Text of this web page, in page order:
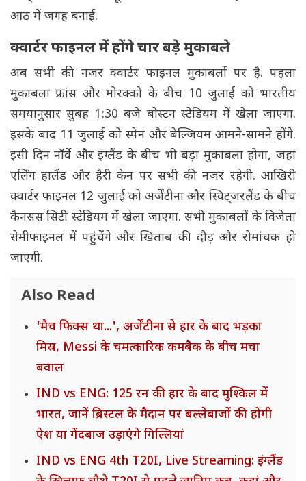
आठ में जगह बनाई.
क्वार्टर फाइनल में होंगे चार बड़े मुकाबले
अब सभी की नजर क्वार्टर फाइनल मुकाबलों पर है. पहला
मुकाबला फ्रांस और मोरक्को के बीच 10 जुलाई को भारतीय
समयानुसार सुबह 1:30 बजे बोस्टन स्टेडियम में खेला जाएगा.
इसके बाद 11 जुलाई को स्पेन और बेल्जियम आमने-सामने होंगे.
इसी दिन नॉर्वे और इंग्लैंड के बीच भी बड़ा मुकाबला होगा, जहां
एर्लिंग हालैंड और हैरी केन पर सभी की नजर रहेगी. आखिरी
क्वार्टर फाइनल 12 जुलाई को अर्जेंटीना और स्विट्जरलैंड के बीच
कैनसस सिटी स्टेडियम में खेला जाएगा. सभी मुकाबलों के विजेता
सेमीफाइनल में पहुंचेंगे और खिताब की दौड़ और रोमांचक हो
जाएगी.
Also Read
'मैच फिक्स था...', अर्जेंटीना से हार के बाद भड़का
मिस्र, Messi के चमत्कारिक कमबैक के बीच मचा
बवाल
IND vs ENG: 125 रन की हार के बाद मुश्किल में
भारत, जानें ब्रिस्टल के मैदान पर बल्लेबाजों की होगी
ऐश या गेंदबाज उड़ाएंगे गिल्लियां
IND vs ENG 4th T20I, Live Streaming: इंग्लैंड